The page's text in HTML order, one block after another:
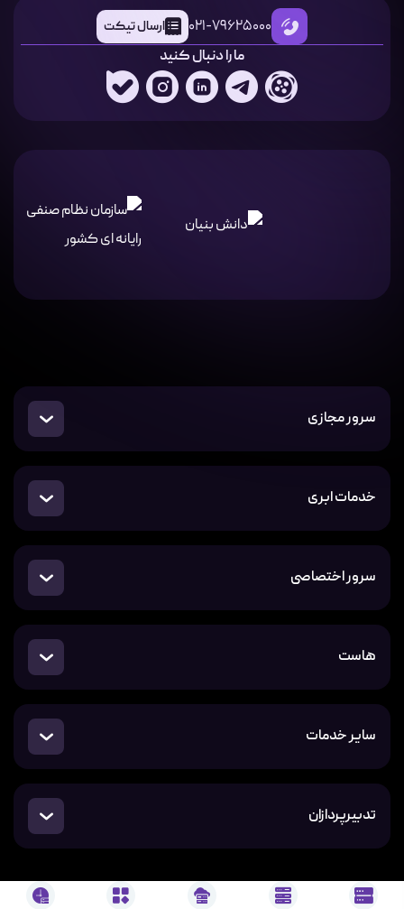
021-79625000 ارسال تیکت
ما را دنبال کنید
سرور مجازی
خدمات ابری
سرور اختصاصی
هاست
سایر خدمات
تدبیرپردازان